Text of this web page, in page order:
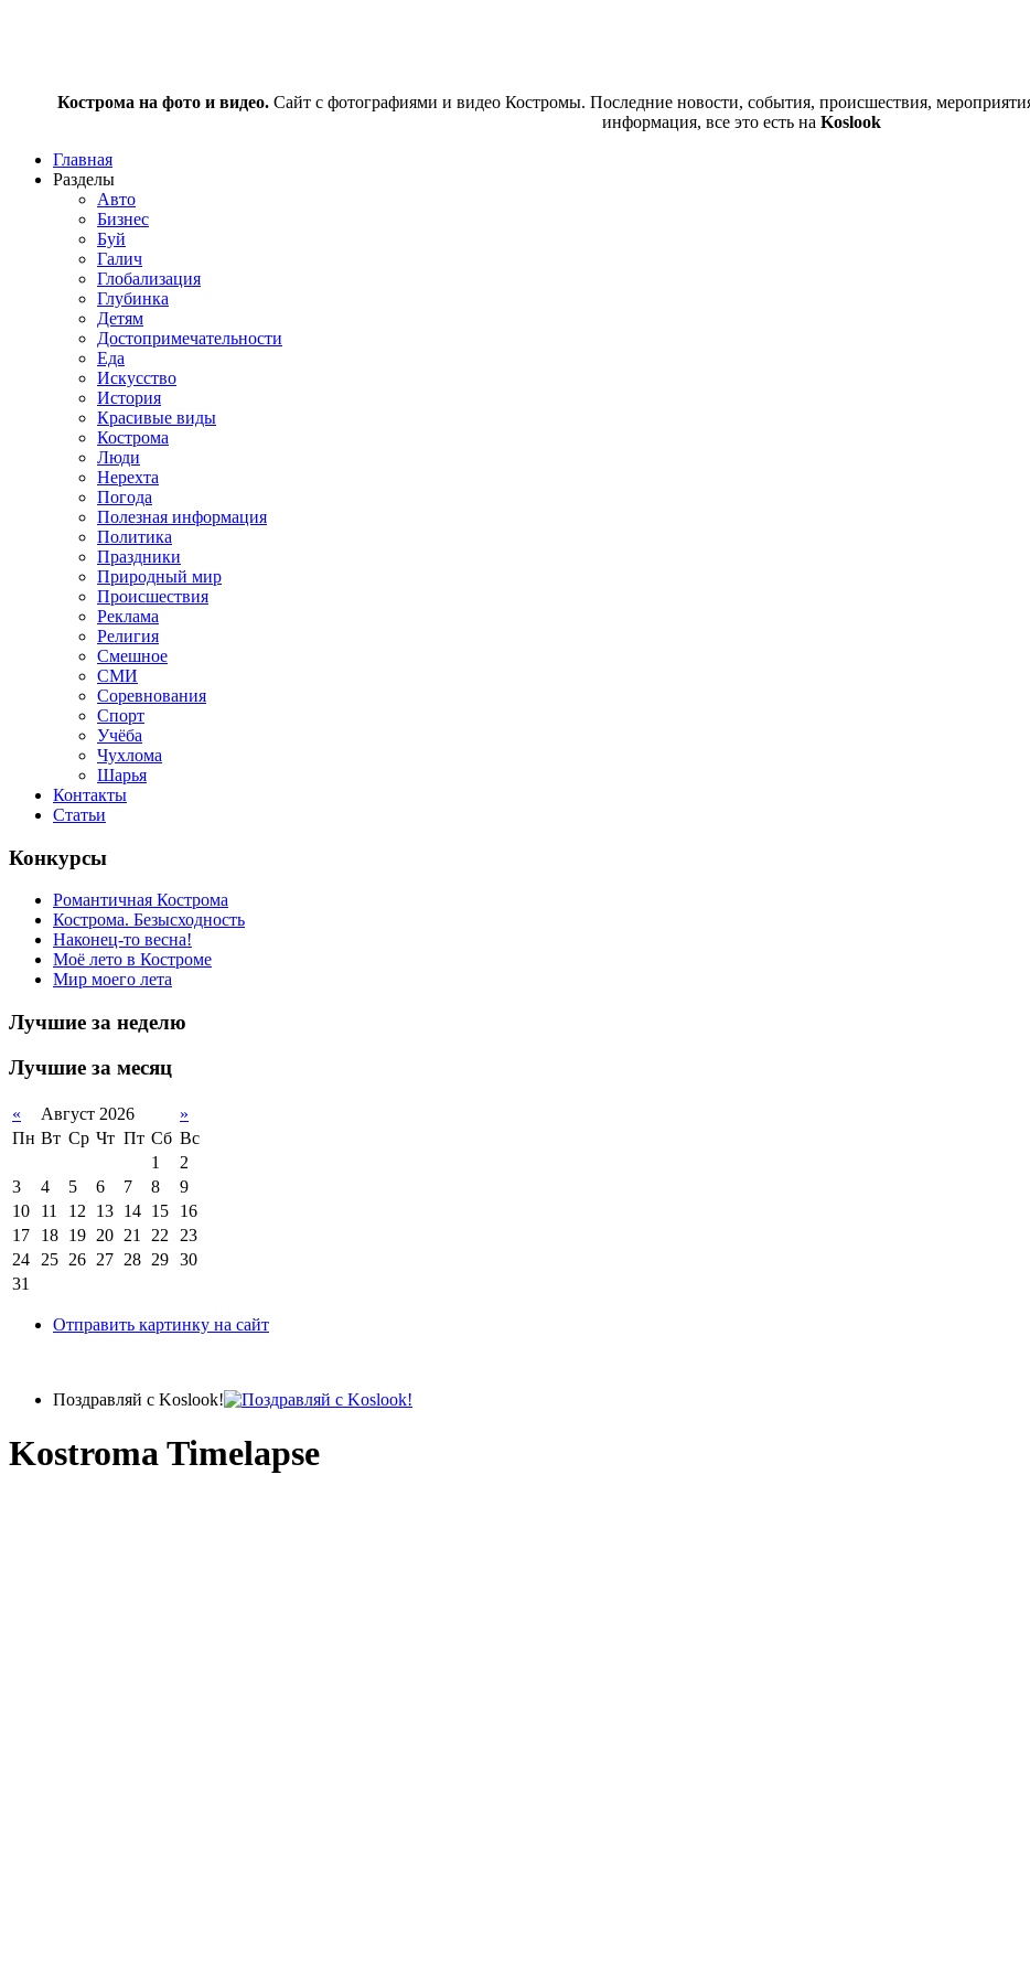
Кострома на фото и видео. Сайт с фотографиями и видео Костромы. Последние новости, события, происшествия,
информация, все это есть на Koslook
Главная
Разделы
Авто
Бизнес
Буй
Галич
Глобализация
Глубинка
Детям
Достопримечательности
Еда
Искусство
История
Красивые виды
Кострома
Люди
Нерехта
Погода
Полезная информация
Политика
Праздники
Природный мир
Происшествия
Реклама
Религия
Смешное
СМИ
Соревнования
Спорт
Учёба
Чухлома
Шарья
Контакты
Статьи
Конкурсы
Романтичная Кострома
Кострома. Безысходность
Наконец-то весна!
Моё лето в Костроме
Мир моего лета
Лучшие за неделю
Лучшие за месяц
« Август 2026
»
Пн Вт Ср Чт Пт Сб Вс
1
2
3
4 5 6 7 8
9
10
11 12 13 14 15
16
17
18 19 20 21 22
23
24
25 26 27 28 29 30
31
Отправить картинку на сайт
Поздравляй с Koslook!
Kostroma Timelapse